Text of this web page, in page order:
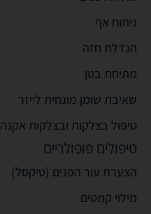
ניתוח אף
הגדלת חזה
מתיחת בטן
שאיבת שומן מונחית לייזר
טיפול בצלקות ובצלקות אקנה
טיפולים פופולריים
הצערת עור הפנים (טיקסל)
מילוי קמטים